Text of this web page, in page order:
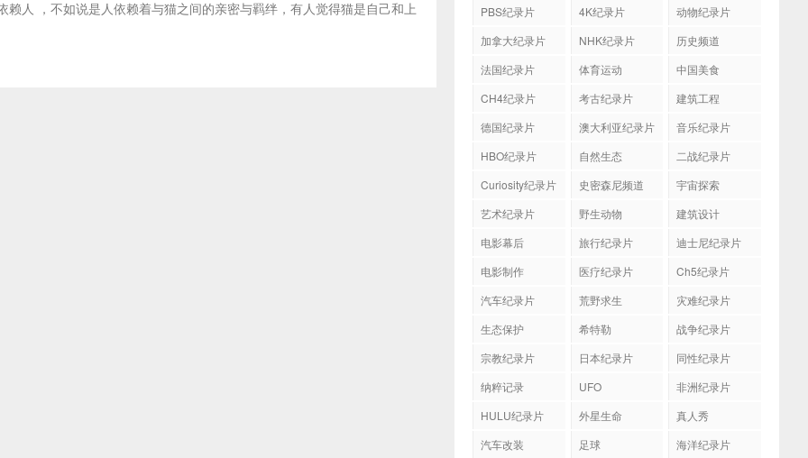
人 ，不如说是人依赖着与猫之间的亲密与羁绊，有人觉得猫是自己和上
PBS纪录片
4K纪录片
动物纪录片
加拿大纪录片
NHK纪录片
历史频道
法国纪录片
体育运动
中国美食
CH4纪录片
考古纪录片
建筑工程
德国纪录片
澳大利亚纪录片
音乐纪录片
HBO纪录片
自然生态
二战纪录片
Curiosity纪录片
史密森尼频道
宇宙探索
艺术纪录片
野生动物
建筑设计
电影幕后
旅行纪录片
迪士尼纪录片
电影制作
医疗纪录片
Ch5纪录片
汽车纪录片
荒野求生
灾难纪录片
生态保护
希特勒
战争纪录片
宗教纪录片
日本纪录片
同性纪录片
纳粹记录
UFO
非洲纪录片
HULU纪录片
外星生命
真人秀
汽车改装
足球
海洋纪录片